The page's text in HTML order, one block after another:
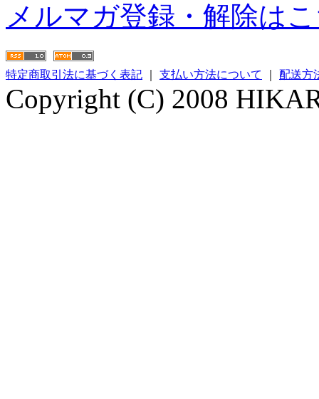
メルマガ登録・解除は
特定商取引法に基づく表記 支払い方法について 配送方
Copyright (C) 2008